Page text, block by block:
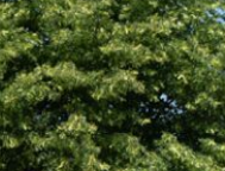
de bruyère
Plantes
Plantes
Plantes
Plantes